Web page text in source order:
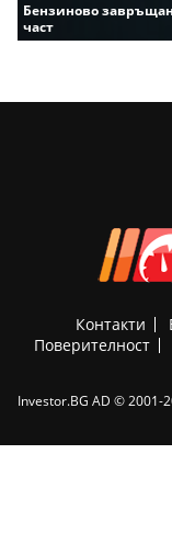
Бензиново
част
Контакти
Поверителност
Investor.BG AD © 2001-